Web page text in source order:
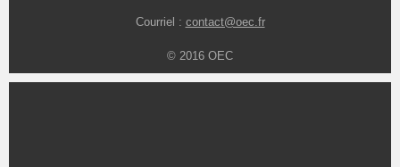
Courriel : contact@oec.fr
© 2016 OEC